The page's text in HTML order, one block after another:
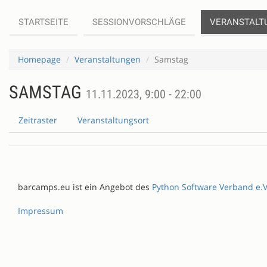
STARTSEITE SESSIONVORSCHLÄGE
Homepage Veranstaltungen Samstag
SAMSTAG 11.11.2023, 9:00 - 22:00
Zeitraster Veranstaltungsort
barcamps.eu ist ein Angebot des Python Software Verband
Impressum